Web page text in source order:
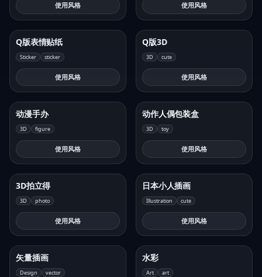
使用风格 使用风格
Q版表情贴纸
Sticker sticker
使用风格
Q版3D
3D cute
使用风格
动漫手办
3D figure
使用风格
动作人偶包装盒
3D toy
使用风格
3D拍立得
3D photo
使用风格
日本小人插画
Illustration cute
使用风格
矢量插画
Design vector
水彩
Art art